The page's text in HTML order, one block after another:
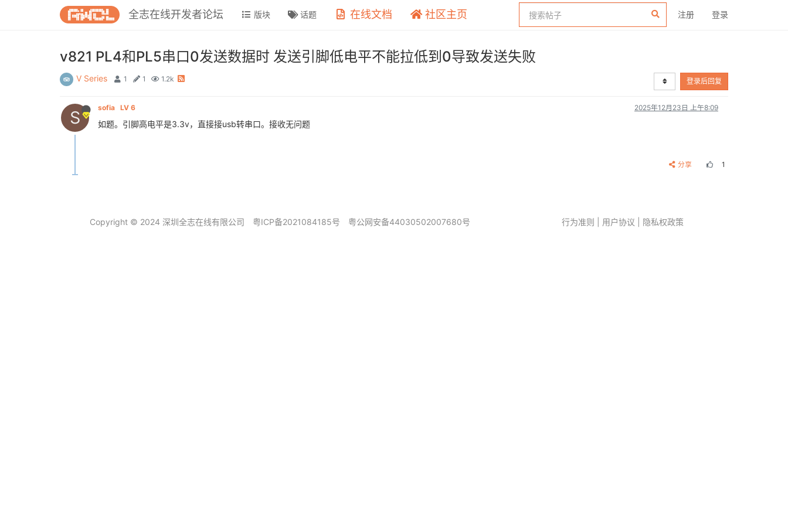
全志在线开发者论坛 注册 登录
版块 话题 在线文档 社区主页
v821 PL4和PL5串口0发送数据时 发送引脚低电平不能拉低到0导致发送失败
V Series 1 1 1.2k 登录后回复
S sofia LV 6 2025年12月23日 上午8:09
如题。引脚高电平是3.3v，直接接usb转串口。接收无问题
分享 1
Copyright © 2024 深圳全志在线有限公司 粤ICP备2021084185号 粤公网安备44030502007680号 行为准则 用户协议 隐私权政策